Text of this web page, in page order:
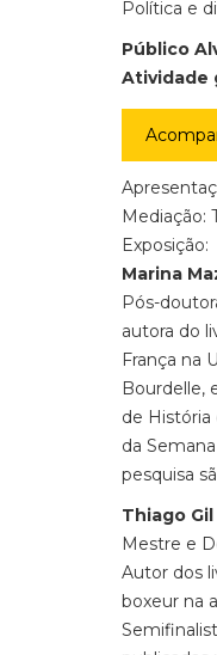
Política e
Público
Atividade
Mediação:
Exposição:
Marina
Pós-
autora do
França na
Bourdelle,
de História
da
pesquisa
Thiago Gil
Mestre e
Autor dos
boxeur na